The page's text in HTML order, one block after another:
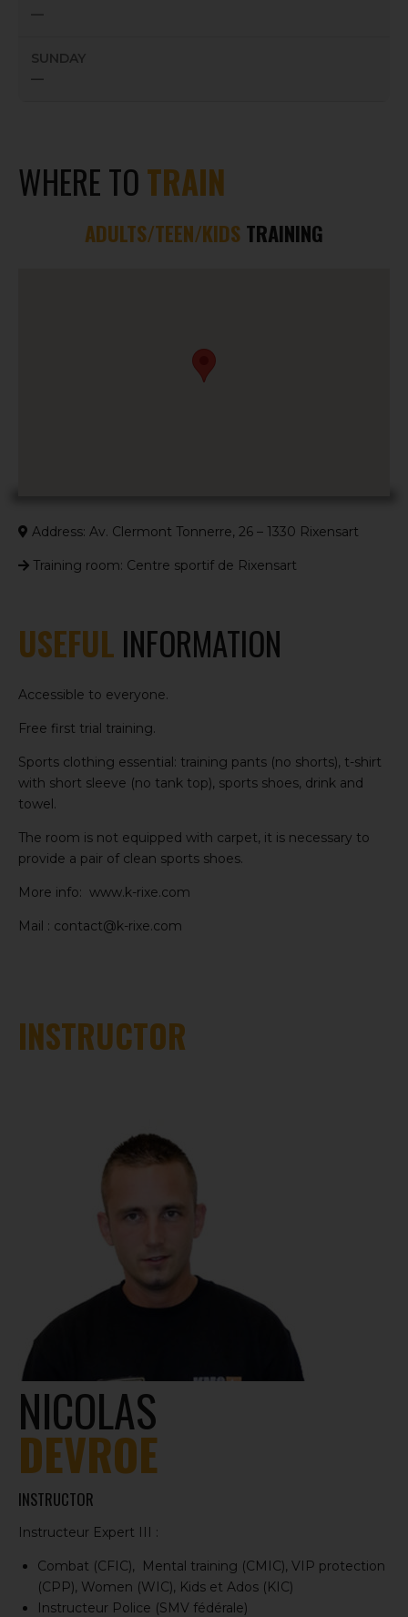
—
SUNDAY
—
WHERE TOTRAIN
ADULTS/TEEN/KIDS TRAINING
Address: Av. Clermont Tonnerre, 26 – 1330 Rixensart
Training room: Centre sportif de Rixensart
USEFUL INFORMATION
Accessible to everyone.
Free first trial training.
Sports clothing essential: training pants (no shorts), t-shirt
with short sleeve (no tank top), sports shoes, drink and
towel.
The room is not equipped with carpet, it is necessary to
provide a pair of clean sports shoes.
More info: www.k-rixe.com
Mail : contact@k-rixe.com
INSTRUCTOR
NICOLAS
DEVROE
INSTRUCTOR
Instructeur Expert III :
Combat (CFIC), Mental training (CMIC), VIP protection
(CPP), Women (WIC), Kids et Ados (KIC)
Instructeur Police (SMV fédérale)